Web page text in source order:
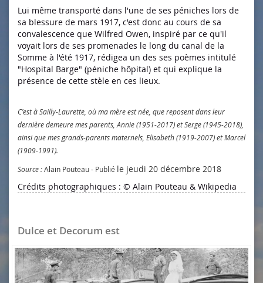
Lui même transporté dans l'une de ses péniches lors de
sa blessure de mars 1917, c'est donc au cours de sa
convalescence que Wilfred Owen, inspiré par ce qu'il
voyait lors de ses promenades le long du canal de la
Somme à l'été 1917, rédigea un des ses poèmes intitulé
"Hospital Barge" (péniche hôpital) et qui explique la
présence de cette stèle en ces lieux.
C'est à Sailly-Laurette, où ma mère est née, que reposent dans leur
dernière demeure mes parents, Annie (1951-2017) et Serge (1945-2018),
ainsi que mes grands-parents maternels, Elisabeth (1919-2007) et Marcel
(1909-1991).
Source :Alain Pouteau - Publié le jeudi 20 décembre 2018
Crédits photographiques : © Alain Pouteau & Wikipedia
Dulce et Decorum est